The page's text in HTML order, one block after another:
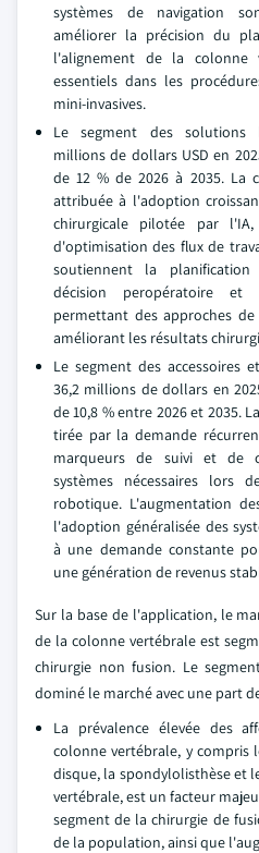
systèmes de navigation
améliorer la précision du
l'alignement de la colonne
essentiels dans les
mini-invasives.
Le segment des solutions
millions de dollars USD en
de 12 % de 2026 à 2035. La
attribuée à l'adoption
chirurgicale pilotée par
d'optimisation des flux de
soutiennent la
décision peropératoire et
permettant des approches
améliorant les résultats
Le segment des accessoires
36,2 millions de dollars en
de 10,8 % entre 2026 et 2035.
tirée par la demande
marqueurs de suivi et de
systèmes nécessaires lors
robotique. L'augmentation
l'adoption généralisée des
à une demande constante
une génération de revenus
Sur la base de l'application, le
de la colonne vertébrale est
chirurgie non fusion. Le
dominé le marché avec une part
La prévalence élevée des
colonne vertébrale, y compris
disque, la spondylolisthèse et
vertébrale, est un facteur
segment de la chirurgie de
de la population, ainsi que